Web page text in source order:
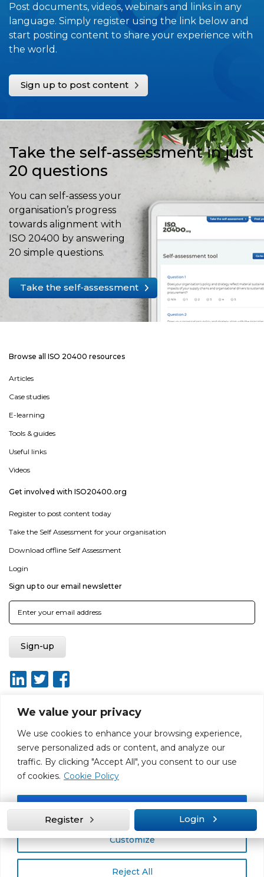
We value your privacy
We use cookies to enhance your browsing experience,
serve personalized ads or content, and analyze our
traffic. By clicking "Accept All", you consent to our use
of cookies. Cookie Policy
Customize
Reject All
Accept All
Post documents, videos, webinars and links in any
language. Simply register using the link below and
start posting content to share your experience with
the world.
Sign up to post content
Take the self-assessment in just
20 questions
You can self-assess your
organisation’s progress
towards alignment with
ISO 20400 by answering
20 simple questions.
Take the self-assessment
Browse all ISO 20400 resources
Articles
Case studies
E-learning
Tools & guides
Useful links
Videos
Get involved with ISO20400.org
Register to post content today
Take the Self Assessment for your organisation
Download offline Self Assessment
Login
Sign up to our email newsletter
Terms & conditions
Disclaimer
Sitemap
Web Design by Rouge Media
Register Login